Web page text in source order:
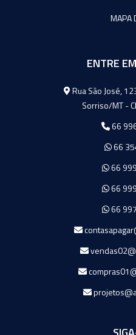
MAPA
ENTRE
Rua São José,
Sorriso/MT -
66
66
66
66
66